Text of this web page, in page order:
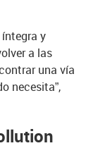
y
a las
una vía
necesita”,